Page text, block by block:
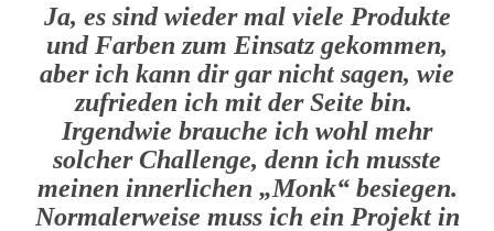
Ja, es sind wieder mal viele Produkte
und Farben zum Einsatz gekommen,
aber ich kann dir gar nicht sagen, wie
zufrieden ich mit der Seite bin.
Irgendwie brauche ich wohl mehr
solcher Challenge, denn ich musste
meinen innerlichen „Monk“ besiegen.
Normalerweise muss ich ein Projekt in